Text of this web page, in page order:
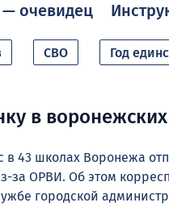
очевидец
СВО Год
в
в 43 школах Воронежа
за ОРВИ. Об этом
городской